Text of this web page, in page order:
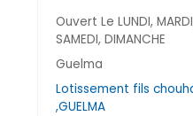
Ouvert Le LUNDI,
SAMEDI, DIMANCHE
Guelma
Lotissement fils
,GUELMA